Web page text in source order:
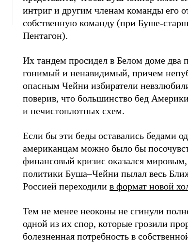
интриг и другим членам команды его
собственную команду (при Буше-
Пентагон).
Их тандем просидел в Белом доме два
гонимый и ненавидимый, причем
опасным Чейни избиратели
поверив, что большинство бед
и нечистоплотных схем.
Если бы эти беды оставались бедами
американцам можно было бы
финансовый кризис оказался
политики Буша–Чейни пылал весь
Россией переходили в формат новой
Тем не менее неоконы не сгинули
одной из их спор, которые грозили
болезненная потребность в